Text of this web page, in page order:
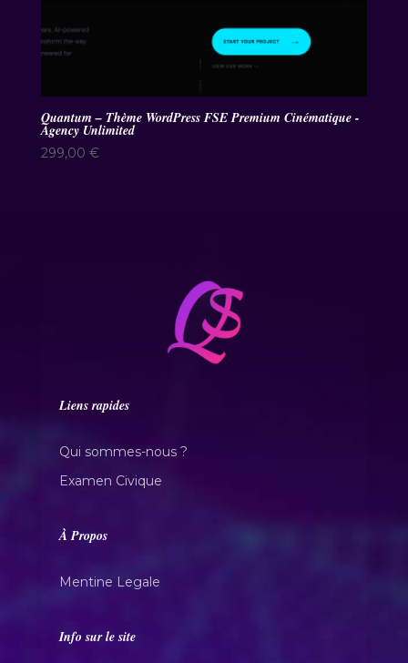
Quantum – Thème WordPress FSE Premium Cinématique -
Agency Unlimited
299,00 €
Liens rapides
Qui sommes-nous ?
Examen Civique
À Propos
Mentine Legale
Info sur le site